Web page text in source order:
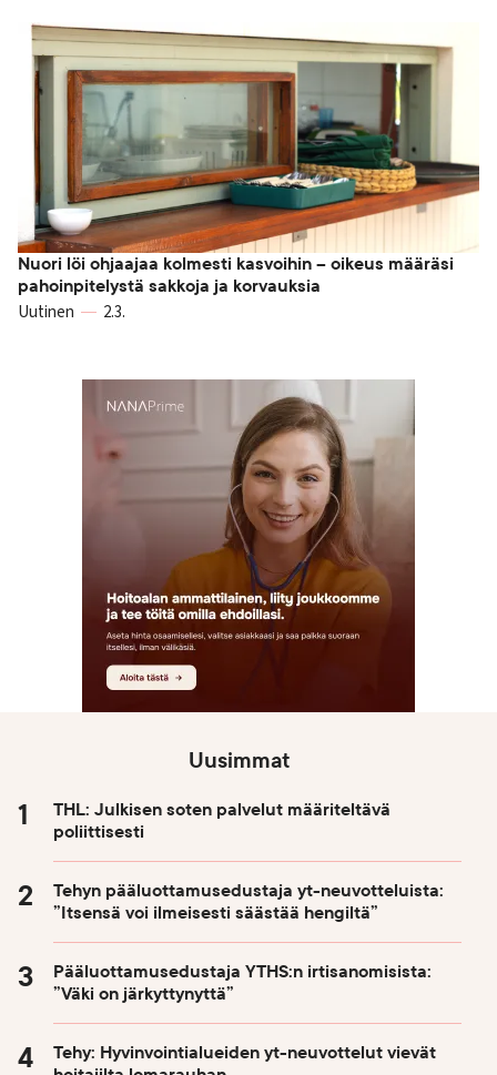
Nuori löi ohjaajaa kolmesti kasvoihin – oikeus määräsi
pahoinpitelystä sakkoja ja korvauksia
Uutinen 2.3.
Uusimmat
THL: Julkisen soten palvelut määriteltävä
poliittisesti
Tehyn pääluottamusedustaja yt-neuvotteluista:
”Itsensä voi ilmeisesti säästää hengiltä”
Pääluottamusedustaja YTHS:n irtisanomisista:
”Väki on järkyttynyttä”
Tehy: Hyvinvointialueiden yt-neuvottelut vievät